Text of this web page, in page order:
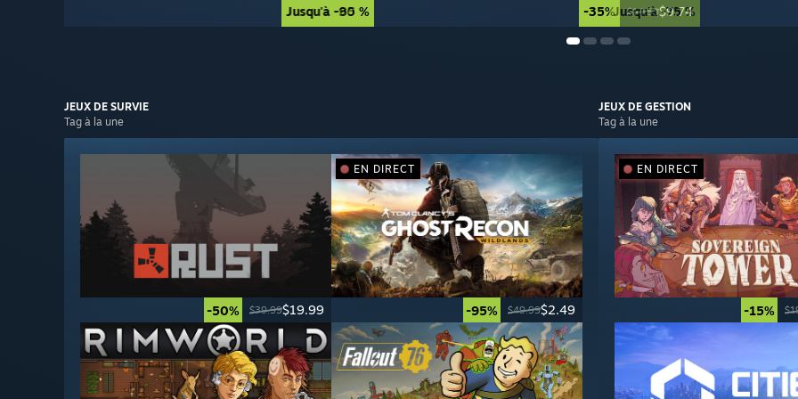
Jusqu'à -90 % -35% $14.99$9.74
Jusqu'à -85 % Jusqu'à -75 %
JEUX DE SURVIE
Tag à la une
-50% $39.99$19.99 -95% $49.99$2.49
EN DIRECT
JEUX DE GESTION
Tag à la une
-15%
EN DIRECT